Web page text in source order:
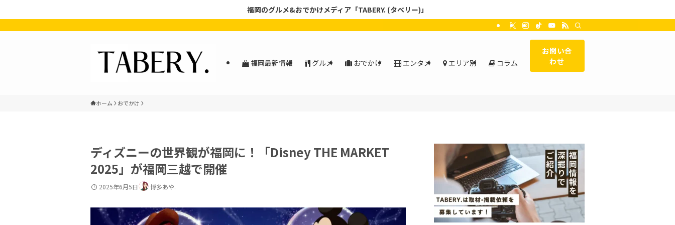
福岡のグルメ&おでかけメディア「TABERY. (タベリー)」
福岡最新情報 グルメ おでかけ エンタメ エリア別 コラム
お問い合
わせ
ホーム おでかけ
ディズニーの世界観が福岡に！「Disney THE MARKET
2025」が福岡三越で開催
2025年6月5日 博多あや.